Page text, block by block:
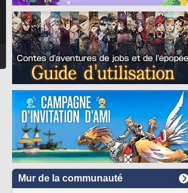
Mur de la communauté